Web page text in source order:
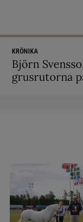
KRÖNIKA
Björn
grusrutorna